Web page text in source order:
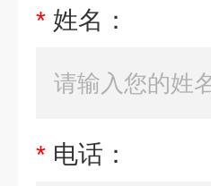
* 姓名：
* 电话：